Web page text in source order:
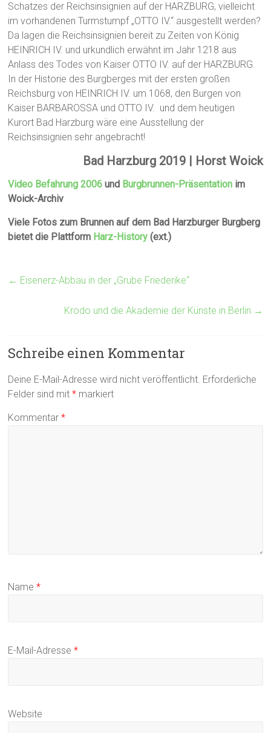
Schatzes der Reichsinsignien auf der HARZBURG, vielleicht
im vorhandenen Turmstumpf „OTTO IV.“ ausgestellt werden?
Da lagen die Reichsinsignien bereit zu Zeiten von König
HEINRICH IV. und urkundlich erwähnt im Jahr 1218 aus
Anlass des Todes von Kaiser OTTO IV. auf der HARZBURG.
In der Historie des Burgberges mit der ersten großen
Reichsburg von HEINRICH IV. um 1068, den Burgen von
Kaiser BARBAROSSA und OTTO IV. und dem heutigen
Kurort Bad Harzburg wäre eine Ausstellung der
Reichsinsignien sehr angebracht!
Bad Harzburg 2019 | Horst Woick
Video Befahrung 2006 und Burgbrunnen-Präsentation im
Woick-Archiv
Viele Fotos zum Brunnen auf dem Bad Harzburger Burgberg
bietet die Plattform Harz-History (ext.)
← Eisenerz-Abbau in der „Grube Friederike“
Krodo und die Akademie der Künste in Berlin →
Schreibe einen Kommentar
Deine E-Mail-Adresse wird nicht veröffentlicht. Erforderliche
Felder sind mit* markiert
Kommentar*
Name*
E-Mail-Adresse*
Website